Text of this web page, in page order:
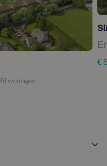
51 woningen
€